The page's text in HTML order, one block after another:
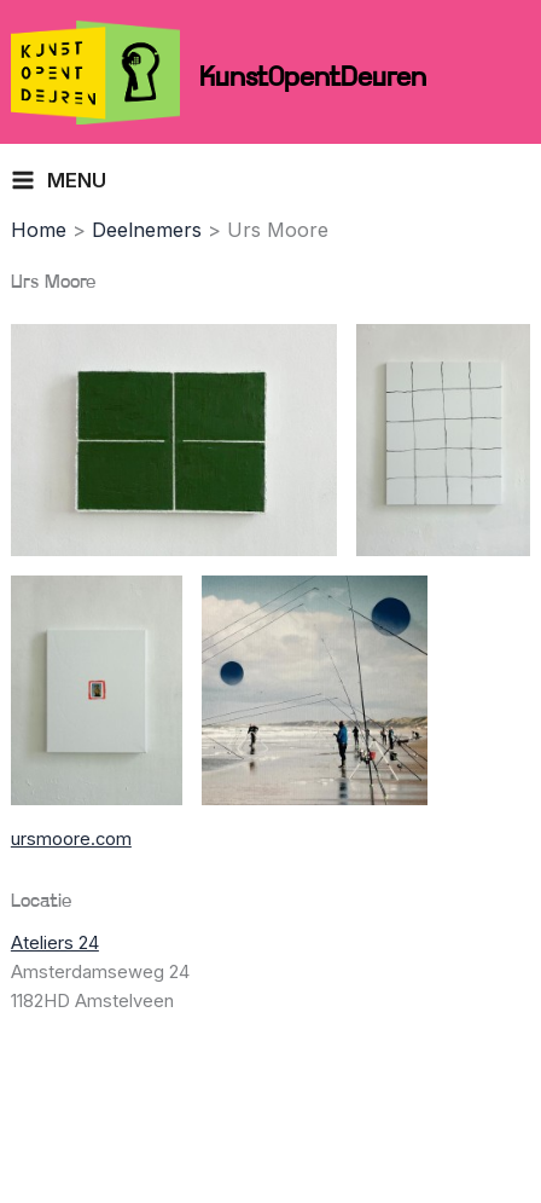
content
KunstOpentDeuren
MENU
Home Deelnemers Urs Moore
Urs Moore
ursmoore.com
Locatie
Ateliers 24
Amsterdamseweg 24
1182HD Amstelveen